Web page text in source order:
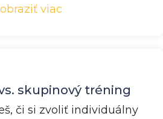
viac
skupinový tréning
či si zvoliť individuálny